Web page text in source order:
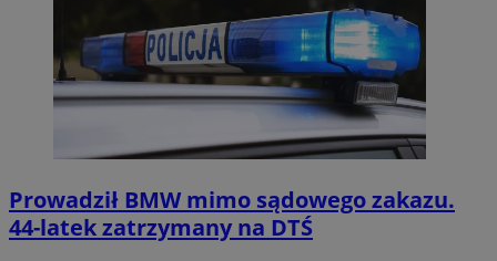
Prowadził BMW mimo sądowego zakazu.
44-latek zatrzymany na DTŚ